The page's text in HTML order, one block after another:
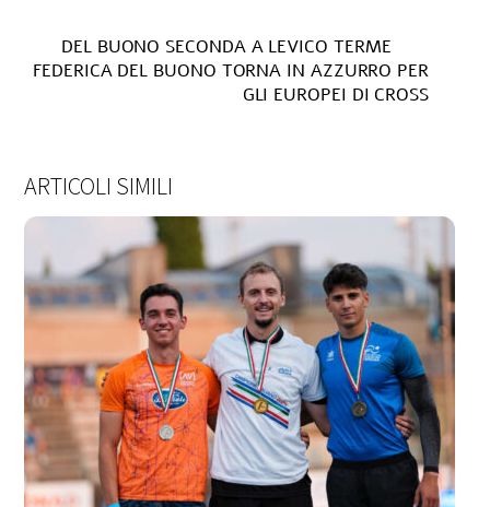
DEL BUONO SECONDA A LEVICO TERME
FEDERICA DEL BUONO TORNA IN AZZURRO PER
GLI EUROPEI DI CROSS
ARTICOLI SIMILI